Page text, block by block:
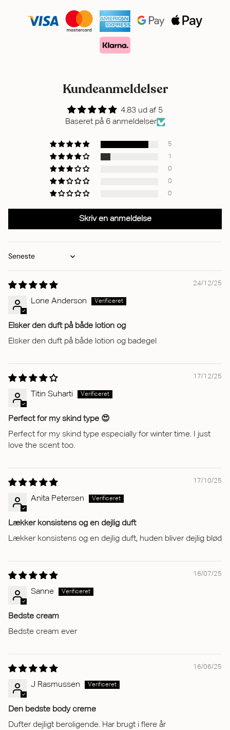
Kundeanmeldelser
4.83 ud af 5
Baseret på 6 anmeldelser
5
1
0
0
0
Skriv en anmeldelse
Sort by
24/12/25
Lone Anderson
Elsker den duft på både lotion og
Elsker den duft på både lotion og badegel
17/12/25
Titin Suharti
Perfect for my skind type 😍
Perfect for my skind type especially for winter time. I just
love the scent too.
17/10/25
Anita Petersen
Lækker konsistens og en dejlig duft
Lækker konsistens og en dejlig duft, huden bliver dejlig blød
16/07/25
Sanne
Bedste cream
Bedste cream ever
16/06/25
J Rasmussen
Den bedste body creme
Dufter dejligt beroligende. Har brugt i flere år